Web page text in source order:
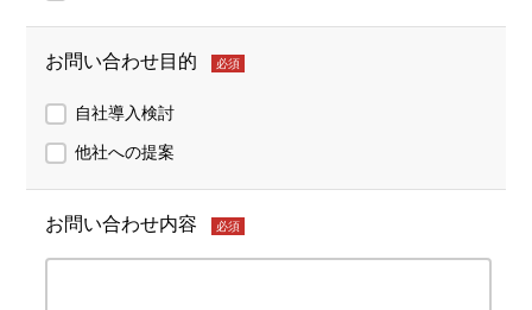
お問い合わせ目的 必須
自社導入検討
他社への提案
お問い合わせ内容 必須